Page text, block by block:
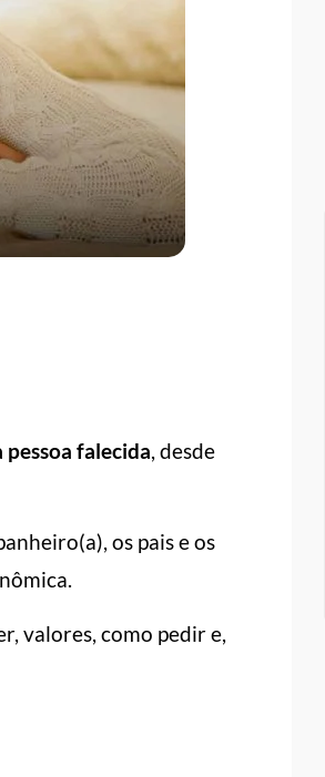
falecida, desde
os pais e os
valores, como pedir e,